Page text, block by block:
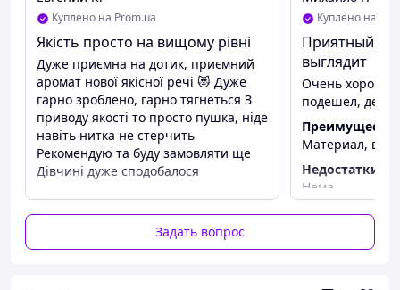
Куплено на Prom.ua
Якість просто на вищому рівні
Дуже приємна на дотик, приємний
аромат нової якісної речі 😻 Дуже
гарно зроблено, гарно тягнеться З
приводу якості то просто пушка, ніде
навіть нитка не стерчить
Рекомендую та буду замовляти ще
Дівчині дуже сподобалося
Преимущества
Якість, підійшов розмір
Куплено на
Приятный
выглядит
Очень
подешел,
Преимущества
Материал,
Недостатки
Нема
Задать вопрос